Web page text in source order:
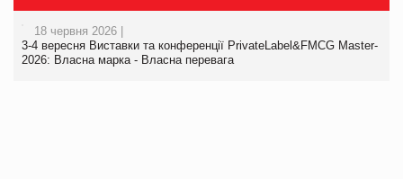
18 червня 2026 |
3-4 вересня Виставки та конференції PrivateLabel&FMCG Master-
2026: Власна марка - Власна перевага